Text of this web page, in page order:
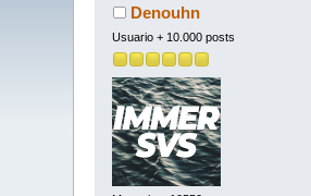
Denouhn
Usuario + 10.000 posts